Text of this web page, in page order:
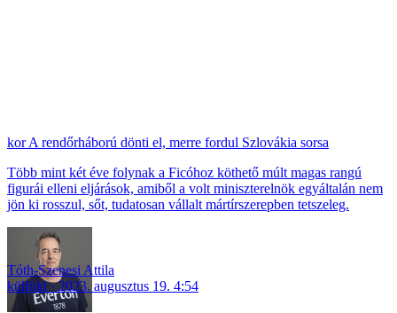
A rendőrháború dönti el, merre fordul Szlovákia sorsa
Több mint két éve folynak a Ficóhoz köthető múlt magas rangú
figurái elleni eljárások, amiből a volt miniszterelnök egyáltalán nem
jön ki rosszul, sőt, tudatosan vállalt mártírszerepben tetszeleg.
Tóth-Szenesi Attila
külföld
2023. augusztus 19. 4:54